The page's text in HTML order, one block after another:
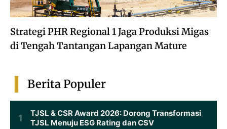
Strategi PHR Regional 1 Jaga Produksi Migas
di Tengah Tantangan Lapangan Mature
Berita Populer